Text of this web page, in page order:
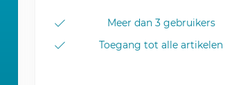
Meer dan 3 gebruikers
Toegang tot alle artikelen